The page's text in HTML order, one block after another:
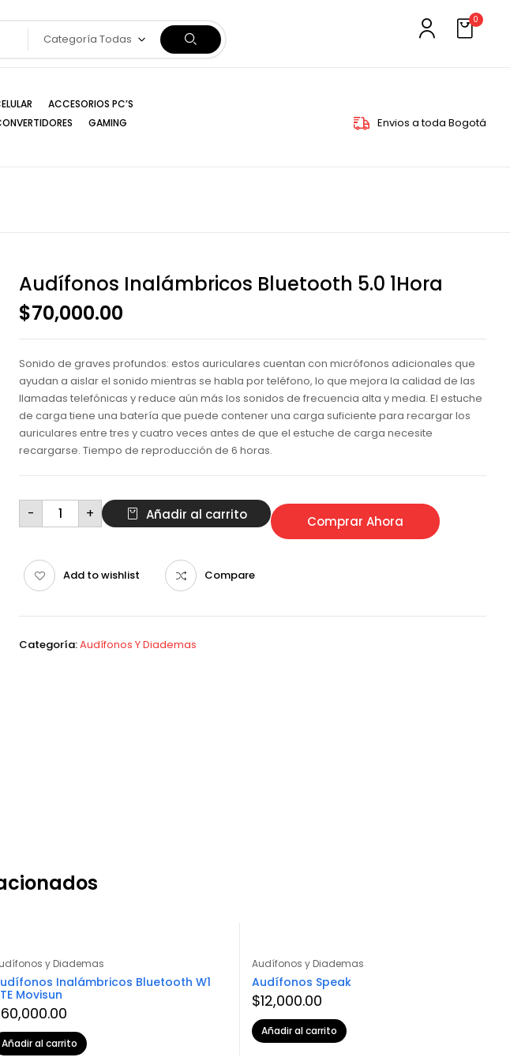
Categoría Todas
0
ACCESORIOS PC’S
GAMING
Envios a toda Bogotá
Audífonos Inalámbricos Bluetooth 5.0 1Hora
$70,000.00
Sonido de graves profundos: estos auriculares cuentan con micrófonos adicionales que
ayudan a aislar el sonido mientras se habla por teléfono, lo que mejora la calidad de las
llamadas telefónicas y reduce aún más los sonidos de frecuencia alta y media. El estuche
de carga tiene una batería que puede contener una carga suficiente para recargar los
auriculares entre tres y cuatro veces antes de que el estuche de carga necesite
recargarse. Tiempo de reproducción de 6 horas.
- Audífonos
inalámbricos
bluetooth
+ Añadir al carrito Comprar Ahora
Add to wishlist Compare
Categoría:Audífonos Y Diademas
y Diademas
Inalámbricos Bluetooth W1
Movisun
60,000.00
Añadir al carrito
Audífonos y Diademas
Audífonos Speak
$12,000.00
Añadir al carrito